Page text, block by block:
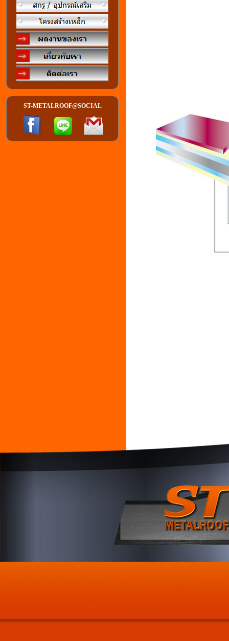
ST-METALROOF@SOCIAL